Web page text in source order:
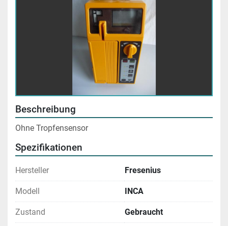
Beschreibung
Ohne Tropfensensor
Spezifikationen
Hersteller Fresenius
Modell INCA
Zustand Gebraucht